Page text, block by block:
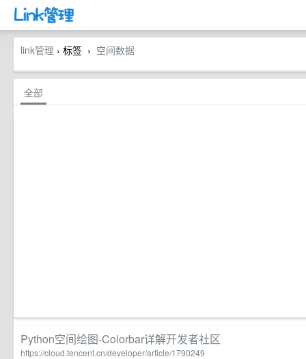
link管理 › 标签 › 空间数据
全部
Python空间绘图-Colorbar详解开发者社区
https://cloud.tencent.cn/developer/article/1790249